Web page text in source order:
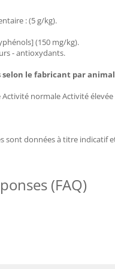
: (5 g/kg).
(150 mg/kg).
- antioxydants.
le fabricant par
normale Activité élevée
sont données à titre indicatif
(FAQ)